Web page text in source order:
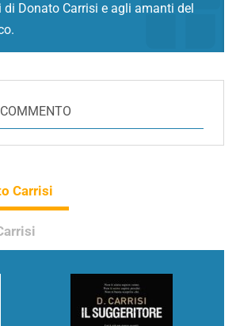
Donato Carrisi e agli amanti del
Carrisi